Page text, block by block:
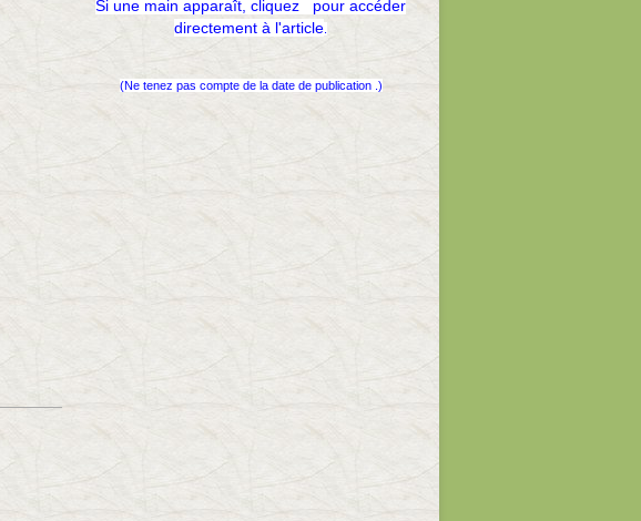
Si une main apparaît, cliquez pour accéder
directement à l'article
(Ne tenez pas compte de la date de publication .)